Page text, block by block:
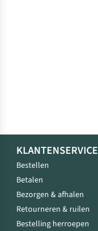
KLANTENSERVICE
Bestellen
Betalen
Bezorgen & afhalen
Retourneren & ruilen
Bestelling herroepen